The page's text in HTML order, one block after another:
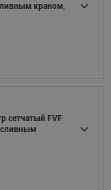
краном,
сетчатый FVF
сливным